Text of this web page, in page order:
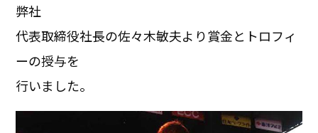
弊社
代表取締役社長の佐々木敏夫より賞金とトロフィ
ーの授与を
行いました。